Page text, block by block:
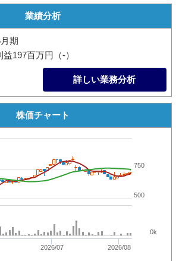
業績分析
期
197百万円（-）
詳しい業務分析
株価チャート
2026/07 2026/08
500
750
0k